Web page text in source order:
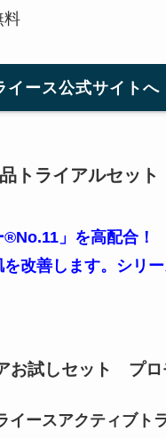
料
イース公式サイトへ
トライアルセット
®No.11」を高配合！
改善します。シリ
お試しセット プ
イースアクティブト